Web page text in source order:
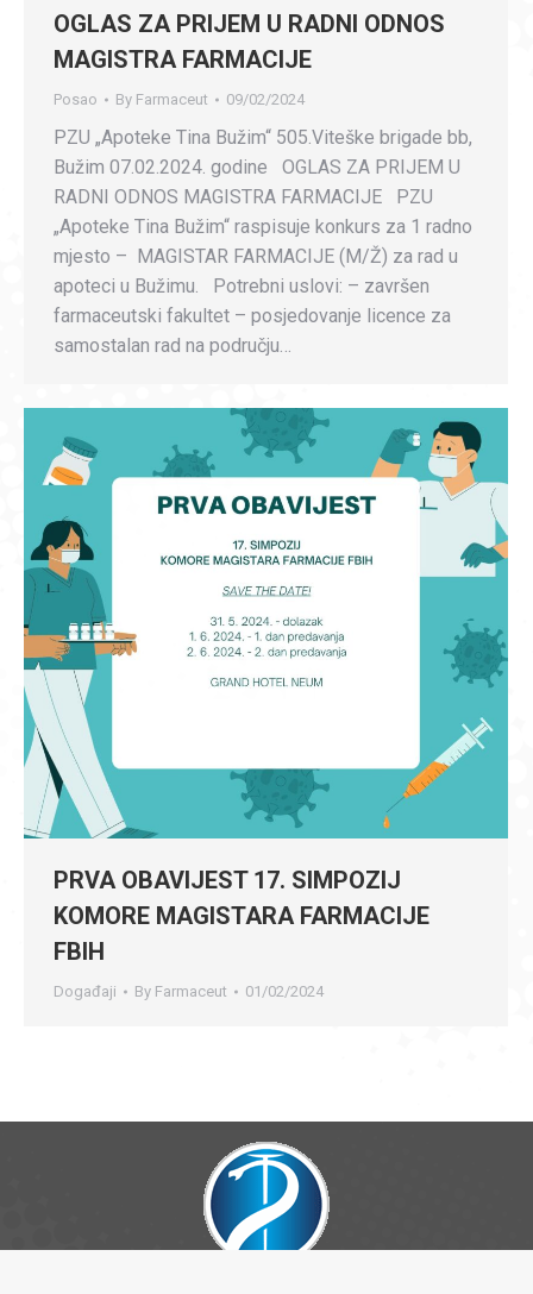
OGLAS ZA PRIJEM U RADNI ODNOS
MAGISTRA FARMACIJE
Posao By Farmaceut 09/02/2024
PZU „Apoteke Tina Bužim“ 505.Viteške brigade bb,
Bužim 07.02.2024. godine OGLAS ZA PRIJEM U
RADNI ODNOS MAGISTRA FARMACIJE PZU
„Apoteke Tina Bužim“ raspisuje konkurs za 1 radno
mjesto – MAGISTAR FARMACIJE (M/Ž) za rad u
apoteci u Bužimu. Potrebni uslovi: – završen
farmaceutski fakultet – posjedovanje licence za
samostalan rad na području…
PRVA OBAVIJEST 17. SIMPOZIJ
KOMORE MAGISTARA FARMACIJE
FBIH
Događaji By Farmaceut 01/02/2024